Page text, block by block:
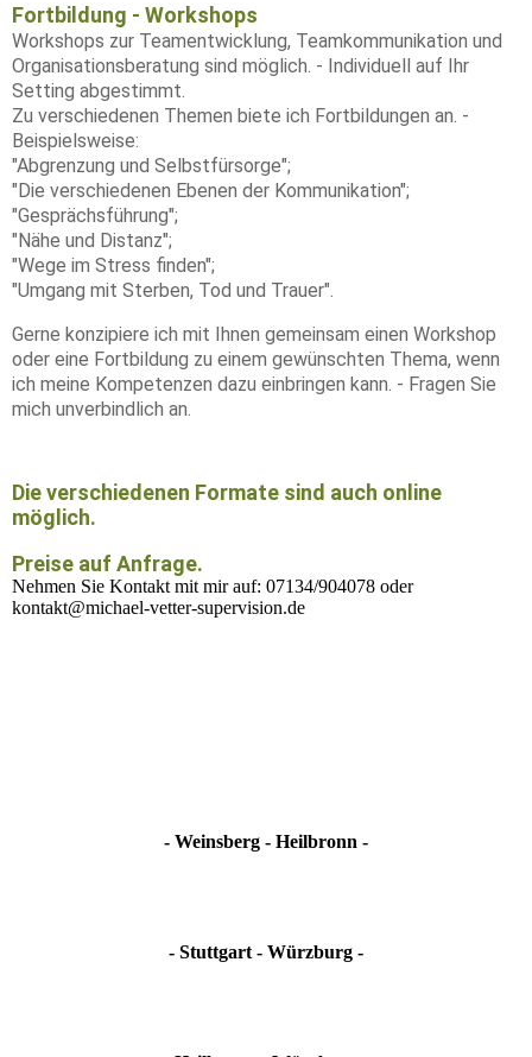
Fortbildung - Workshops
Workshops zur Teamentwicklung, Teamkommunikation und
Organisationsberatung sind möglich. - Individuell auf Ihr
Setting abgestimmt.
Zu verschiedenen Themen biete ich Fortbildungen an. -
Beispielsweise:
"Abgrenzung und Selbstfürsorge";
"Die verschiedenen Ebenen der Kommunikation";
"Gesprächsführung";
"Nähe und Distanz";
"Wege im Stress finden";
"Umgang mit Sterben, Tod und Trauer".
Gerne konzipiere ich mit Ihnen gemeinsam einen Workshop
oder eine Fortbildung zu einem gewünschten Thema, wenn
ich meine Kompetenzen dazu einbringen kann. - Fragen Sie
mich unverbindlich an.
Die verschiedenen Formate sind auch online
möglich.
Preise auf Anfrage.
Nehmen Sie Kontakt mit mir auf: 07134/904078 oder
kontakt@michael-vetter-supervision.de
- Weinsberg - Heilbronn -
- Stuttgart - Würzburg -